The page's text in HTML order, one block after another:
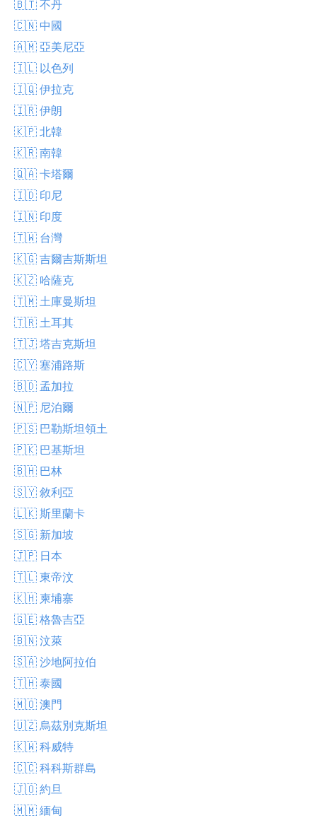
🇧🇹 不丹
🇨🇳 中國
🇦🇲 亞美尼亞
🇮🇱 以色列
🇮🇶 伊拉克
🇮🇷 伊朗
🇰🇵 北韓
🇰🇷 南韓
🇶🇦 卡塔爾
🇮🇩 印尼
🇮🇳 印度
🇹🇼 台灣
🇰🇬 吉爾吉斯斯坦
🇰🇿 哈薩克
🇹🇲 土庫曼斯坦
🇹🇷 土耳其
🇹🇯 塔吉克斯坦
🇨🇾 塞浦路斯
🇧🇩 孟加拉
🇳🇵 尼泊爾
🇵🇸 巴勒斯坦領土
🇵🇰 巴基斯坦
🇧🇭 巴林
🇸🇾 敘利亞
🇱🇰 斯里蘭卡
🇸🇬 新加坡
🇯🇵 日本
🇹🇱 東帝汶
🇰🇭 柬埔寨
🇬🇪 格魯吉亞
🇧🇳 汶萊
🇸🇦 沙地阿拉伯
🇹🇭 泰國
🇲🇴 澳門
🇺🇿 烏茲別克斯坦
🇰🇼 科威特
🇨🇨 科科斯群島
🇯🇴 約旦
🇲🇲 緬甸